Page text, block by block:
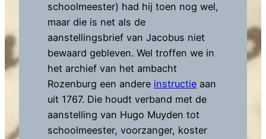
schoolmeester) had hij toen nog wel,
maar die is net als de
aanstellingsbrief van Jacobus niet
bewaard gebleven. Wel troffen we in
het archief van het ambacht
Rozenburg een andere instructie aan
uit 1767. Die houdt verband met de
aanstelling van Hugo Muyden tot
schoolmeester, voorzanger, koster